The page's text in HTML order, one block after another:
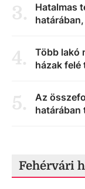
3.
Hatalmas
4.
Több lakó
házak felé
5.
Az
határában
Fehérvári